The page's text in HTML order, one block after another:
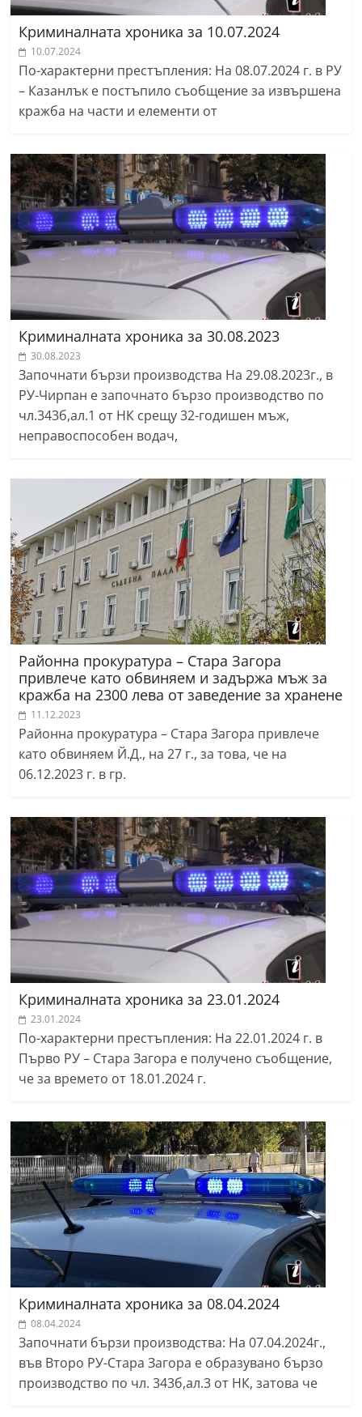
Криминалната хроника за 10.07.2024
10.07.2024
По-характерни престъпления: На 08.07.2024 г. в РУ
– Казанлък е постъпило съобщение за извършена
кражба на части и елементи от
Криминалната хроника за 30.08.2023
30.08.2023
Започнати бързи производства На 29.08.2023г., в
РУ-Чирпан е започнато бързо производство по
чл.343б,ал.1 от НК срещу 32-годишен мъж,
неправоспособен водач,
Районна прокуратура – Стара Загора
привлече като обвиняем и задържа мъж за
кражба на 2300 лева от заведение за хранене
11.12.2023
Районна прокуратура – Стара Загора привлече
като обвиняем Й.Д., на 27 г., за това, че на
06.12.2023 г. в гр.
Криминалната хроника за 23.01.2024
23.01.2024
По-характерни престъпления: На 22.01.2024 г. в
Първо РУ – Стара Загора е получено съобщение,
че за времето от 18.01.2024 г.
Криминалната хроника за 08.04.2024
08.04.2024
Започнати бързи производства: На 07.04.2024г.,
във Второ РУ-Стара Загора е образувано бързо
производство по чл. 343б,ал.3 от НК, затова че